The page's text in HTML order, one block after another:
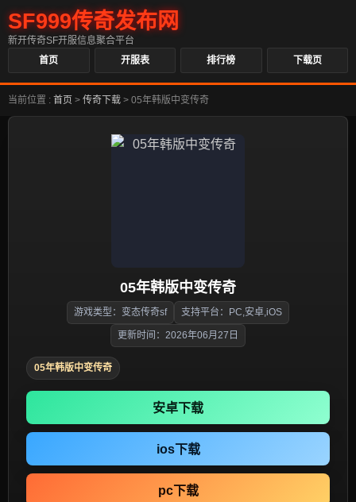
SF999传奇发布网
新开传奇SF开服信息聚合平台
首页
开服表 排行榜 下载页
当前位置 : 首页 > 传奇下载 > 05年韩版中变传奇
05年韩版中变传奇
游戏类型：变态传奇sf 支持平台：PC,安卓,iOS
更新时间：2026年06月27日
05年韩版中变传奇
安卓下载
ios下载
pc下载